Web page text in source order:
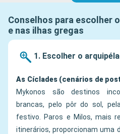
Conselhos para escolher
e nas ilhas gregas
1. Escolher o
As Cíclades (cenários de
Mykonos são destinos
brancas, pelo pôr do sol,
festivo. Paros e Milos, mais
itinerários, proporcionam uma